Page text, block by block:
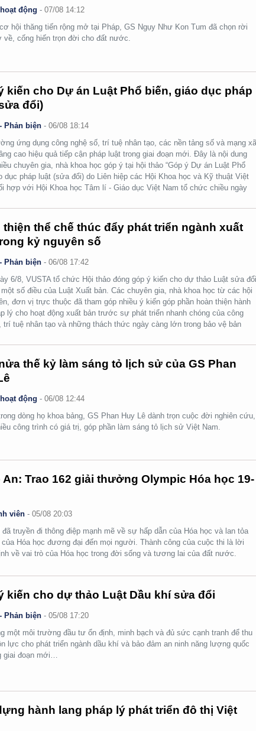
động -07/08 14:12
hội thăng tiến rộng mở tại Pháp, GS Ngụy Như Kon Tum đã chọn rời
về, cống hiến trọn đời cho đất nước.
kiến cho Dự án Luật Phổ biến, giáo dục pháp
đổi)
Phản biện -06/08 18:14
ứng dụng công nghệ số, trí tuệ nhân tạo, các nền tảng số và mạng
cao hiệu quả tiếp cận pháp luật trong giai đoạn mới. Đây là nội dung
chuyên gia, nhà khoa học góp ý tại hội thảo “Góp ý Dự án Luật Phổ
dục pháp luật (sửa đổi) do Liên hiệp các Hội Khoa học và Kỹ thuật Việt
hợp với Hội Khoa học Tâm lí - Giáo dục Việt Nam tổ chức chiều ngày
thiện thể chế thúc đẩy phát triển ngành xuất
kỷ nguyên số
Phản biện -06/08 17:42
6/8, VUSTA tổ chức Hội thảo đóng góp ý kiến cho dự thảo Luật sửa
một số điều của Luật Xuất bản. Các chuyên gia, nhà khoa học từ các hội
đơn vị trực thuộc đã tham góp nhiều ý kiến góp phần hoàn thiện hành
lý cho hoạt động xuất bản trước sự phát triển nhanh chóng của công
trí tuệ nhân tạo và những thách thức ngày càng lớn trong bảo vệ bản
thế kỷ làm sáng tỏ lịch sử của GS Phan
động -06/08 12:44
dòng họ khoa bảng, GS Phan Huy Lê dành trọn cuộc đời nghiên cứu,
công trình có giá trị, góp phần làm sáng tỏ lịch sử Việt Nam.
An: Trao 162 giải thưởng Olympic Hóa học 19-
viên -05/08 20:03
đã truyền đi thông điệp mạnh mẽ về sự hấp dẫn của Hóa học và lan tỏa
Hóa học đương đại đến mọi người. Thành công của cuộc thi là lời
về vai trò của Hóa học trong đời sống và tương lai của đất nước.
kiến cho dự thảo Luật Dầu khí sửa đổi
Phản biện -05/08 17:20
một môi trường đầu tư ổn định, minh bạch và đủ sức cạnh tranh để thu
lực cho phát triển ngành dầu khí và bảo đảm an ninh năng lượng quốc
giai đoạn mới…
hành lang pháp lý phát triển đô thị Việt